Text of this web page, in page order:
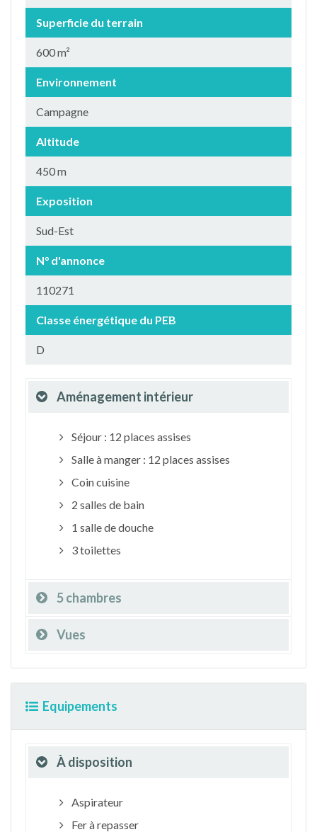
Superficie du terrain
600 m²
Environnement
Campagne
Altitude
450 m
Exposition
Sud-Est
N° d'annonce
110271
Classe énergétique du PEB
D
Aménagement intérieur
Séjour : 12 places assises
Salle à manger : 12 places assises
Coin cuisine
2 salles de bain
1 salle de douche
3 toilettes
5 chambres
Vues
Equipements
À disposition
Aspirateur
Fer à repasser